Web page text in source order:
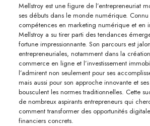
Mellstroy est une figure de l’entrepreneuriat
ses débuts dans le monde numérique. Connu
compétences en marketing numérique et en
Mellstroy a su tirer parti des tendances
fortune impressionnante. Son parcours est
entrepreneuriales, notamment dans la
commerce en ligne et l’investissement
l’admirent non seulement pour ses
mais aussi pour son approche innovante et
bousculent les normes traditionnelles. Cette
de nombreux aspirants entrepreneurs qui
comment transformer des opportunités
financiers concrets.